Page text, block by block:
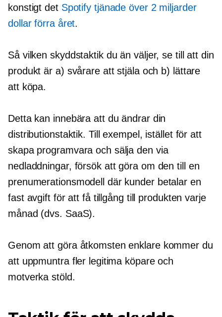
konstigt det Spotify tjänade över 2 miljarder
dollar förra året.
Så vilken skyddstaktik du än väljer, se till att din
produkt är a) svårare att stjäla och b) lättare
att köpa.
Detta kan innebära att du ändrar din
distributionstaktik. Till exempel, istället för att
skapa programvara och sälja den via
nedladdningar, försök att göra om den till en
prenumerationsmodell där kunder betalar en
fast avgift för att få tillgång till produkten varje
månad (dvs. SaaS).
Genom att göra åtkomsten enklare kommer du
att uppmuntra fler legitima köpare och
motverka stöld.